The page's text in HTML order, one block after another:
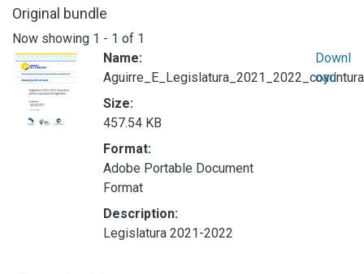
Original bundle
Now showing 1 - 1 of 1
Name:
Size:
457.54 KB
Format:
Adobe Portable Document
Format
Description:
Legislatura 2021-2022
Downl
oad